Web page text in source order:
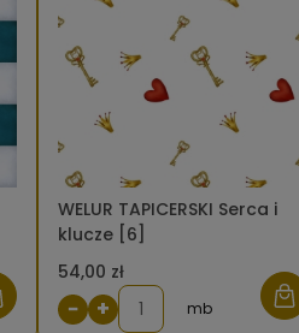
WELUR TAPICERSKI Serca i
klucze [6]
54,00 zł
− + mb